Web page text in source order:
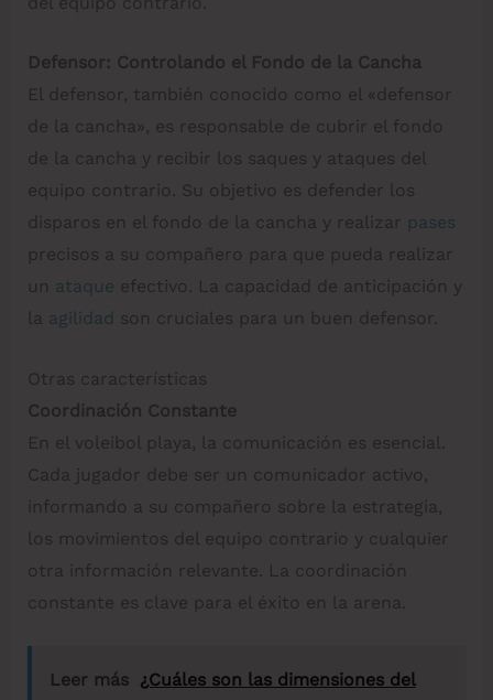
Defensor: Controlando el Fondo de la Cancha
El defensor, también conocido como el «defensor
de la cancha», es responsable de cubrir el fondo
de la cancha y recibir los saques y ataques del
equipo contrario. Su objetivo es defender los
disparos en el fondo de la cancha y realizar pases
precisos a su compañero para que pueda realizar
un ataque efectivo. La capacidad de anticipación y
la agilidad son cruciales para un buen defensor.
Otras características
Coordinación Constante
En el voleibol playa, la comunicación es esencial.
Cada jugador debe ser un comunicador activo,
informando a su compañero sobre la estrategia,
los movimientos del equipo contrario y cualquier
otra información relevante. La coordinación
constante es clave para el éxito en la arena.
Leer más ¿Cuáles son las dimensiones del